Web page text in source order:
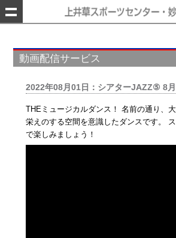
動画配信サービス
2022年08月01日：シアターJAZZ⑤ 8月
THEミュージカルダンス！ 名前の通り、
栄えのする空間を意識したダンスです。
で楽しみましょう！